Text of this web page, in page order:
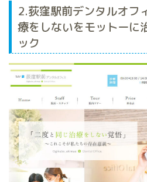
2.荻窪駅前デンタルオフ
療をしないをモットーに
ック